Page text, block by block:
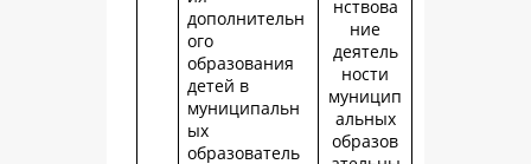
дополнительн
ого
образования
детей в
муниципальн
ых
образователь
нствова
ние
деятель
ности
муницип
альных
образов